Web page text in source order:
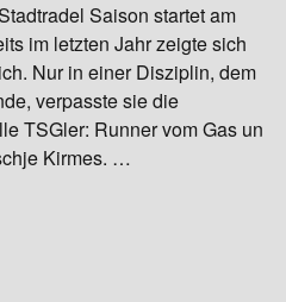
Saison startet am
im letzten Jahr zeigte sich
Nur in einer Disziplin, dem
verpasste sie die
TSGler: Runner vom Gas un
Kirmes. …